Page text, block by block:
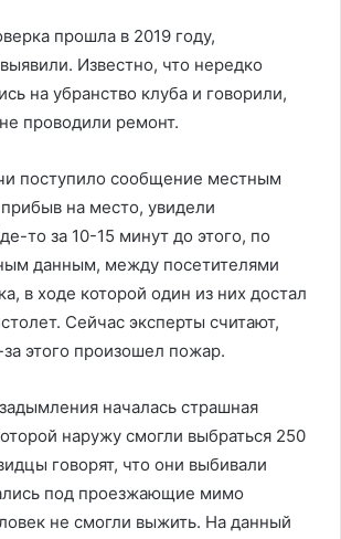
прошла в 2019 году,
Известно, что нередко
на убранство клуба и говорили,
проводили ремонт.
поступило сообщение местным
на место, увидели
то за 10-15 минут до этого, по
данным, между посетителями
в ходе которой один из них достал
Сейчас эксперты считают,
этого произошел пожар.
началась страшная
наружу смогли выбраться 250
говорят, что они выбивали
под проезжающие мимо
не смогли выжить. На данный